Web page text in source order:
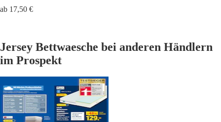
ab 17,50 €
Jersey Bettwaesche bei anderen Händlern
im Prospekt